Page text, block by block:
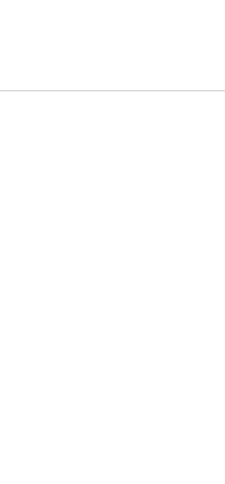
成人尿布